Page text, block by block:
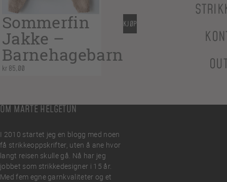
Sommerfin
Jakke –
Barnehagebarn
kr 85,00
KJØP
OM MARTE HELGETUN
I 2010 startet jeg en blogg med noen
få strikkeoppskrifter, uten å ane hvor
langt reisen skulle gå. Nå har jeg
jobbet som strikkedesigner i 15 år.
Med fem egne garnkvaliteter og et